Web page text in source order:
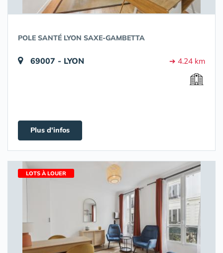
POLE SANTÉ LYON SAXE-GAMBETTA
69007 - LYON ➔ 4.24 km
Plus d'infos
LOTS À LOUER